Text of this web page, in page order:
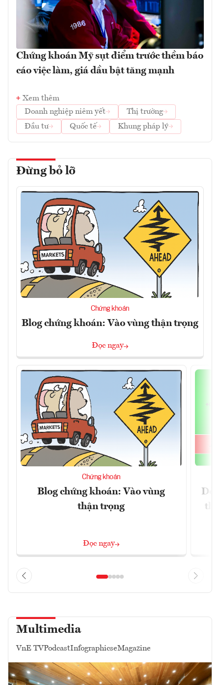
Chứng khoán Mỹ sụt điểm trước thềm báo
cáo việc làm, giá dầu bật tăng mạnh
Xem thêm
Doanh nghiệp niêm yết
Thị trường
Đầu tư
Quốc tế Khung pháp lý
Đừng bỏ lỡ
Chứng khoán
Blog chứng khoán: Vào vùng thận trọng
Đọc ngay
Chứng khoán
Blog chứng khoán: Vào vùng
thận trọng
Đọc ngay
thị
Multimedia
VnE TVPodcastInfographicseMagazine